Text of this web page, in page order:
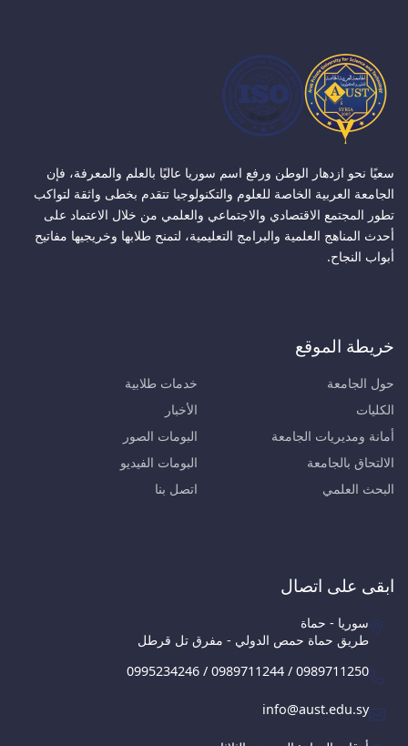
سعيًا نحو ازدهار الوطن ورفع اسم سوريا عاليًا بالعلم والمعرفة، فإن
الجامعة العربية الخاصة للعلوم والتكنولوجيا تتقدم بخطى واثقة لتواكب
تطور المجتمع الاقتصادي والاجتماعي والعلمي من خلال الاعتماد على
أحدث المناهج العلمية والبرامج التعليمية، لتمنح طلابها وخريجيها مفاتيح
أبواب النجاح.
خريطة الموقع
حول الجامعة
الكليات
أمانة ومديريات الجامعة
الالتحاق بالجامعة
البحث العلمي
خدمات طلابية
الأخبار
البومات الصور
البومات الفيديو
اتصل بنا
ابقى على اتصال
سوريا - حماة
طريق حماة حمص الدولي - مفرق تل قرطل
0995234246 / 0989711244 / 0989711250
info@aust.edu.sy